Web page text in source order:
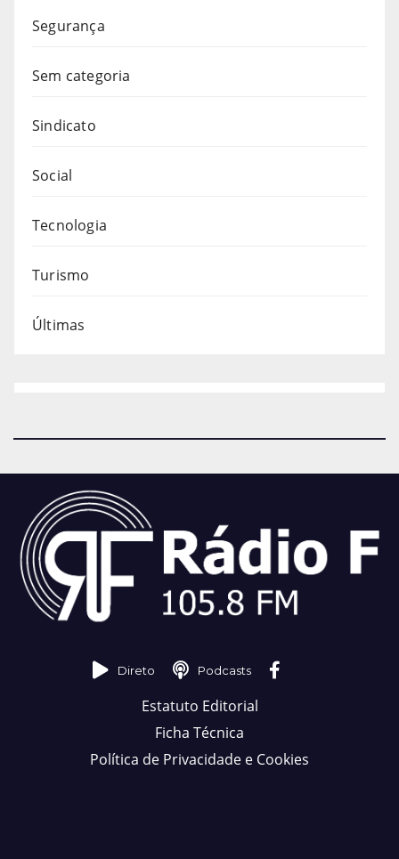
Segurança
Sem categoria
Sindicato
Social
Tecnologia
Turismo
Últimas
Direto Podcasts
Estatuto Editorial
Ficha Técnica
Política de Privacidade e Cookies